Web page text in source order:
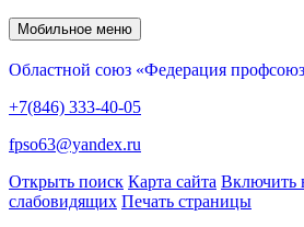
Мобильное меню
Областной союз «Федерация
+7(846) 333-40-05
fpso63@yandex.ru
Открыть поиск Карта сайта Включить
слабовидящих Печать страницы